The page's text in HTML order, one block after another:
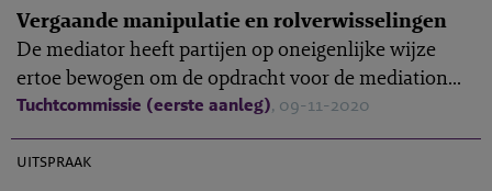
Vergaande manipulatie en rolverwisselingen
De mediator heeft partijen op oneigenlijke wijze
ertoe bewogen om de opdracht voor de mediation...
Tuchtcommissie (eerste aanleg), 09-11-2020
uitspraak